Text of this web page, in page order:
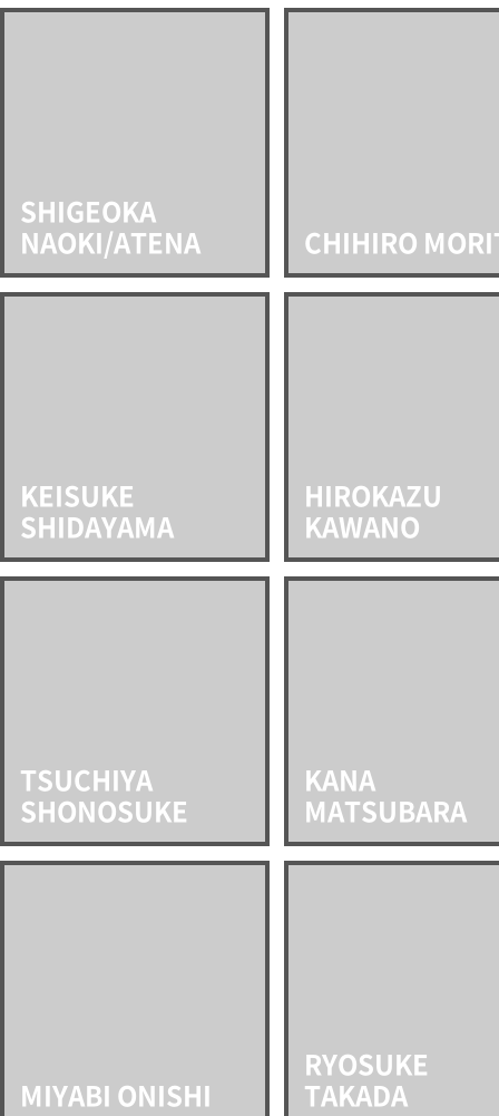
SHIGEOKA
NAOKI/ATENA CHIHIRO
KEISUKE
SHIDAYAMA
HIROKAZU
KAWANO
TSUCHIYA
SHONOSUKE
KANA
MATSUBARA
MIYABI ONISHI
RYOSUKE
TAKADA